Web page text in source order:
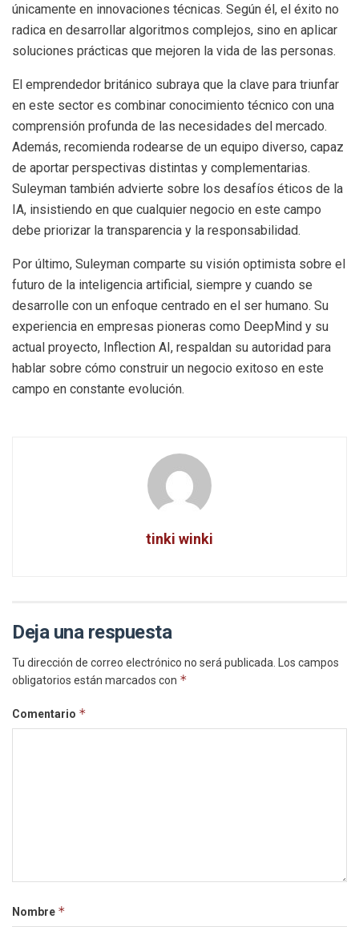
únicamente en innovaciones técnicas. Según él, el éxito no
radica en desarrollar algoritmos complejos, sino en aplicar
soluciones prácticas que mejoren la vida de las personas.
El emprendedor británico subraya que la clave para triunfar
en este sector es combinar conocimiento técnico con una
comprensión profunda de las necesidades del mercado.
Además, recomienda rodearse de un equipo diverso, capaz
de aportar perspectivas distintas y complementarias.
Suleyman también advierte sobre los desafíos éticos de la
IA, insistiendo en que cualquier negocio en este campo
debe priorizar la transparencia y la responsabilidad.
Por último, Suleyman comparte su visión optimista sobre el
futuro de la inteligencia artificial, siempre y cuando se
desarrolle con un enfoque centrado en el ser humano. Su
experiencia en empresas pioneras como DeepMind y su
actual proyecto, Inflection AI, respaldan su autoridad para
hablar sobre cómo construir un negocio exitoso en este
campo en constante evolución.
tinki winki
Deja una respuesta
Tu dirección de correo electrónico no será publicada.
Los campos
obligatorios están marcados con *
Comentario *
Nombre *